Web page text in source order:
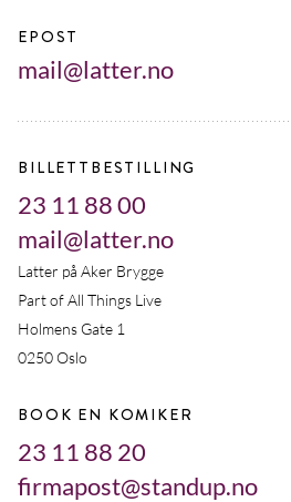
EPOST
mail@latter.no
BILLETTBESTILLING
23 11 88 00
mail@latter.no
Latter på Aker Brygge
Part of All Things Live
Holmens Gate 1
0250 Oslo
BOOK EN KOMIKER
23 11 88 20
firmapost@standup.no